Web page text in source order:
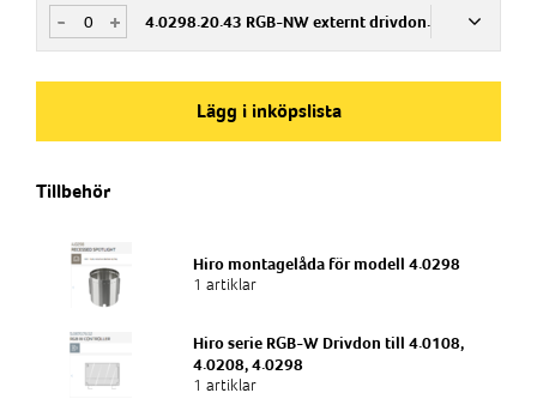
Armaturtyp
Mark- & park
Ljuskälla
IK11Joule
IP 68
Art.nr
785632
Mark- & park
Ljuskälla
Slagtålighet
IK11Joule
IP-klass
+
- 4.0298.20.43 RGB-NW externt drivdon.
Art.nr
Exit-skylt, Mark- & park
Ljuskälla
Slagtålighet
IK11Joule
Lägg i inköpslista
Tillbehör
Hiro montagelåda för modell 4.0298
1 artiklar
Hiro serie RGB-W Drivdon till 4.0108,
4.0208, 4.0298
1 artiklar